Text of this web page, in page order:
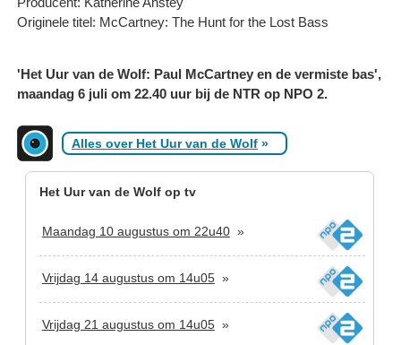
Originele titel: McCartney: The Hunt for the Lost Bass
'Het Uur van de Wolf: Paul McCartney en de vermiste bas',
maandag 6 juli om 22.40 uur bij de NTR op NPO 2.
Alles over Het Uur van de Wolf »
Het Uur van de Wolf op tv
Maandag 10 augustus om 22u40»
Vrijdag 14 augustus om 14u05»
Vrijdag 21 augustus om 14u05»